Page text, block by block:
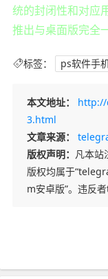
统的封闭性和对应
推出与桌面版完全
标签： ps软件手
本文地址：
http://
3.html
文章来源：
版权声明： 凡本站
版权均属于
m安卓版”。违反